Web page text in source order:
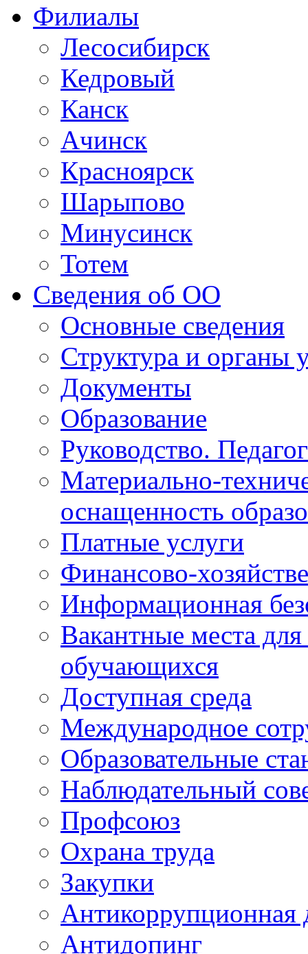
Филиалы
Лесосибирск
Кедровый
Канск
Ачинск
Красноярск
Шарыпово
Минусинск
Тотем
Сведения об ОО
Основные сведения
Структура и органы
Документы
Образование
Руководство.
Материально-
оснащенность
Платные услуги
Финансово-
Информационная
Вакантные места
обучающихся
Доступная среда
Международное
Образовательные
Наблюдательный
Профсоюз
Охрана труда
Закупки
Антикоррупционная
Антидопинг